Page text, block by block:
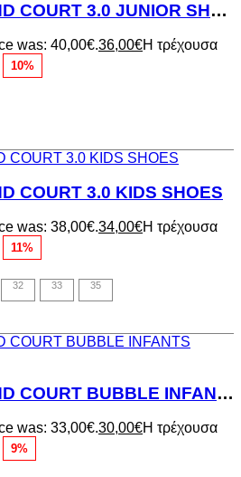
ADIDAS GRAND COURT 3.0 JUNIOR SHOES
was: 40,00€.36,00€Η τρέχουσα
10%
COURT 3.0 KIDS SHOES
was: 38,00€.34,00€Η τρέχουσα
11%
32 33 35
ADIDAS GRAND COURT BUBBLE INFANTS SHOES
was: 33,00€.30,00€Η τρέχουσα
9%